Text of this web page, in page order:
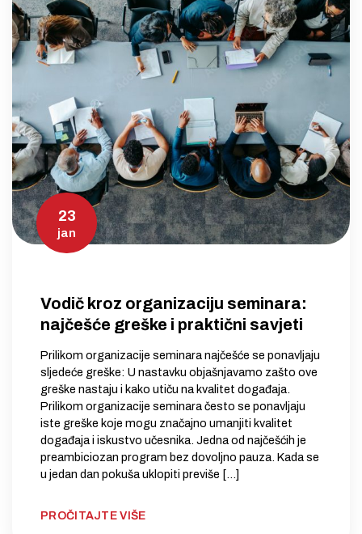
23
jan
Vodič kroz organizaciju seminara:
najčešće greške i praktični savjeti
Prilikom organizacije seminara najčešće se ponavljaju
sljedeće greške: U nastavku objašnjavamo zašto ove
greške nastaju i kako utiču na kvalitet događaja.
Prilikom organizacije seminara često se ponavljaju
iste greške koje mogu značajno umanjiti kvalitet
događaja i iskustvo učesnika. Jedna od najčešćih je
preambiciozan program bez dovoljno pauza. Kada se
u jedan dan pokuša uklopiti previše […]
PROČITAJTE VIŠE